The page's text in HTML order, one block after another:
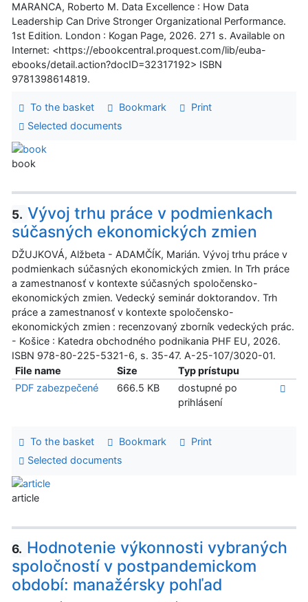
MARANCA, Roberto M. Data Excellence : How Data
Leadership Can Drive Stronger Organizational Performance.
1st Edition. London : Kogan Page, 2026. 271 s. Available on
Internet: <https://ebookcentral.proquest.com/lib/euba-
ebooks/detail.action?docID=32317192> ISBN
9781398614819.
To the basket Bookmark
Print
Selected documents
book
5. Vývoj trhu práce v podmienkach
súčasných ekonomických zmien
DŽUJKOVÁ, Alžbeta - ADAMČÍK, Marián. Vývoj trhu práce v
podmienkach súčasných ekonomických zmien. In Trh práce
a zamestnanosť v kontexte súčasných spoločensko-
ekonomických zmien. Vedecký seminár doktorandov. Trh
práce a zamestnanosť v kontexte spoločensko-
ekonomických zmien : recenzovaný zborník vedeckých prác.
- Košice : Katedra obchodného podnikania PHF EU, 2026.
ISBN 978-80-225-5321-6, s. 35-47. A-25-107/3020-01.
File name
Size
Typ prístupu
PDF zabezpečené
666.5 KB
dostupné po
prihlásení
To the basket Bookmark
Print
Selected documents
article
6. Hodnotenie výkonnosti vybraných
spoločností v postpandemickom
období: manažérsky pohľad